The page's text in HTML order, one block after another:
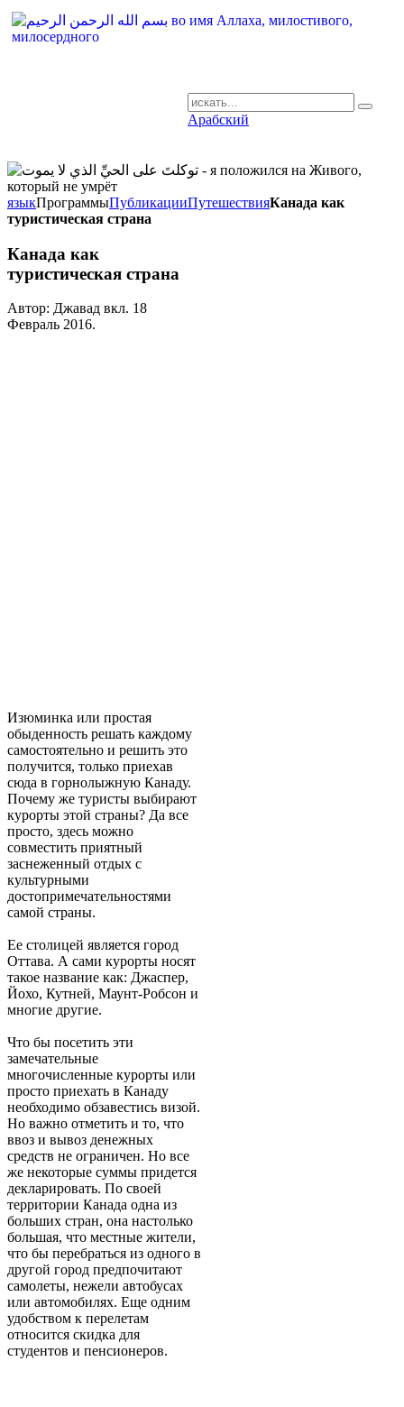
Арабский
языкПрограммыПубликацииПутешествияКанада как
туристическая страна
Канада как
туристическая страна
Автор: Джавад вкл. 18
Февраль 2016.
Изюминка или простая
обыденность решать каждому
самостоятельно и решить это
получится, только приехав
сюда в горнолыжную Канаду.
Почему же туристы выбирают
курорты этой страны? Да все
просто, здесь можно
совместить приятный
заснеженный отдых с
культурными
достопримечательностями
самой страны.
Ее столицей является город
Оттава. А сами курорты носят
такое название как: Джаспер,
Йохо, Кутней, Маунт-Робсон и
многие другие.
Что бы посетить эти
замечательные
многочисленные курорты или
просто приехать в Канаду
необходимо обзавестись визой.
Но важно отметить и то, что
ввоз и вывоз денежных
средств не ограничен. Но все
же некоторые суммы придется
декларировать. По своей
территории Канада одна из
больших стран, она настолько
большая, что местные жители,
что бы перебраться из одного в
другой город предпочитают
самолеты, нежели автобусах
или автомобилях. Еще одним
удобством к перелетам
относится скидка для
студентов и пенсионеров.